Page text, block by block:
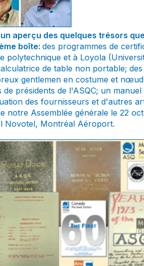
aperçu des quelques trésors
boîte: des programmes de
polytechnique et à Loyola
de table non portable;
gentlemen en costume et
de présidents de l'ASQC; un
des fournisseurs et d'autres
notre Assemblée générale le 22
Novotel, Montréal Aéroport.